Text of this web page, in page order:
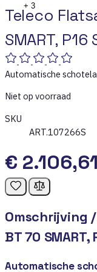
+ 3
Teleco
SMART,
Automatische
Niet op voorraad
SKU
ART.107266S
€ 2.106,61
Omschrijving /
BT 70
Automatische